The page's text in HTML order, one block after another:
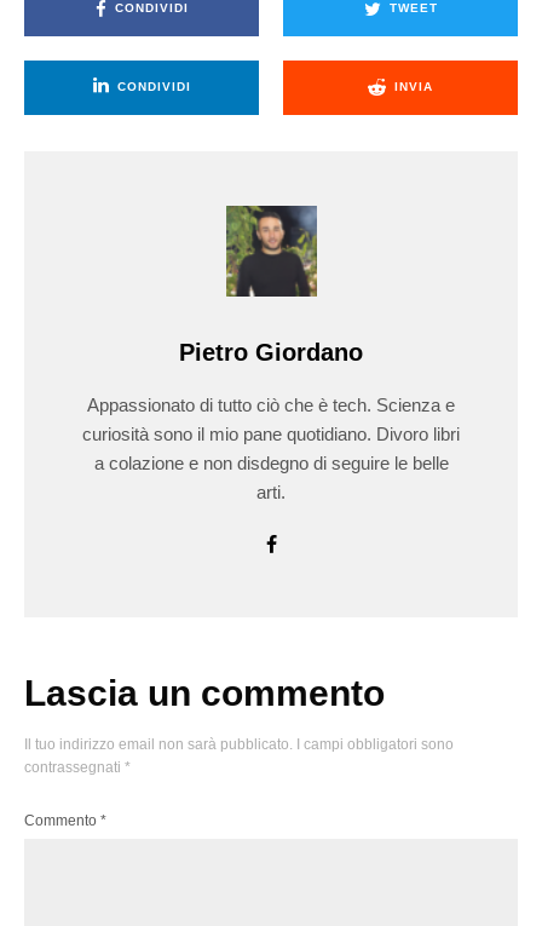
CONDIVIDI TWEET
CONDIVIDI INVIA
Pietro Giordano
Appassionato di tutto ciò che è tech. Scienza e
curiosità sono il mio pane quotidiano. Divoro libri
a colazione e non disdegno di seguire le belle
arti.
Lascia un commento
Il tuo indirizzo email non sarà pubblicato. I campi obbligatori sono
contrassegnati *
Commento *